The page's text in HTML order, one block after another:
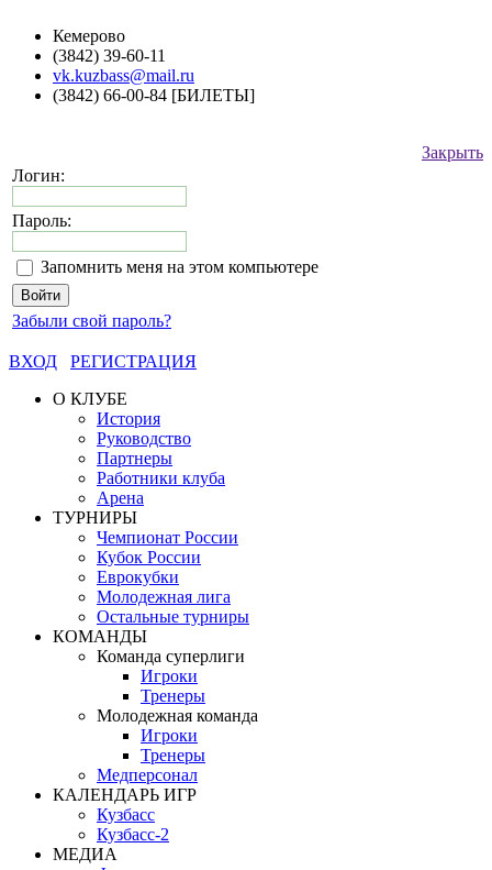
Кемерово
(3842) 39-60-11
vk.kuzbass@mail.ru
(3842) 66-00-84 [БИЛЕТЫ]
Закрыть
Логин:
Пароль:
Запомнить меня на этом компьютере
Забыли свой пароль?
ВХОД
РЕГИСТРАЦИЯ
О КЛУБЕ
История
Руководство
Партнеры
Работники клуба
Арена
ТУРНИРЫ
Чемпионат России
Кубок России
Еврокубки
Молодежная лига
Остальные турниры
КОМАНДЫ
Команда суперлиги
Игроки
Тренеры
Молодежная команда
Игроки
Тренеры
Медперсонал
КАЛЕНДАРЬ ИГР
Кузбасс
Кузбасс-2
МЕДИА